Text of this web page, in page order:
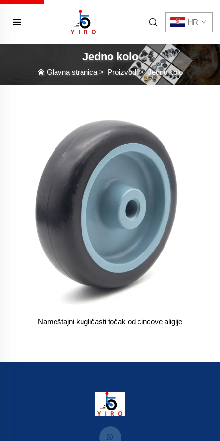
HR
Jedno kolo
Glavna stranica > Proizvodi>Jedno kolo
Nameštajni kugličasti točak od cincove aligije